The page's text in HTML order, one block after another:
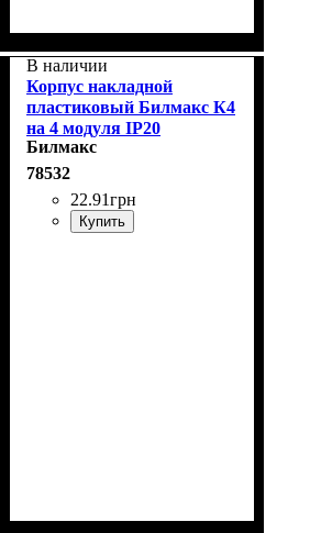
В наличии
Корпус накладной
пластиковый Билмакс К4
на 4 модуля IP20
Билмакс
78532
22.91грн
Купить